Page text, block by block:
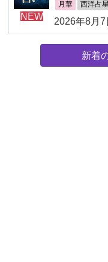
NEW
月華 西洋占
2026年8月7
新着